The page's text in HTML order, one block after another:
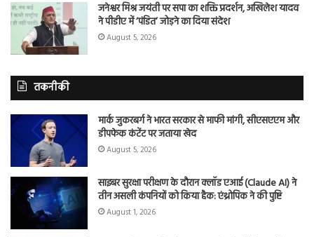
जनेश्वर मिश्र जयंती पर सपा का शक्ति प्रदर्शन, अखिलेश यादव
ने पीडीए में ‘पंडित’ जोड़ने का दिया संदेश
August 5, 2026
तकनीकी
मार्क जुकरबर्ग ने भारत सरकार से माफी मांगी, सीएसएएम और
डीपफेक कंटेंट पर जताया खेद
August 5, 2026
साइबर सुरक्षा परीक्षण के दौरान क्लॉड एआई (Claude AI) ने
तीन असली कंपनियों को किया हैक: एंथ्रोपिक ने की पुष्टि
August 1, 2026